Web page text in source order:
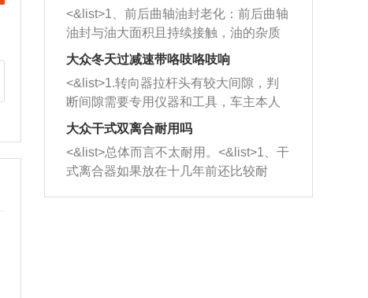
西取出来。但如果是因为积碳过多引起
的堵塞，就需要将三元催化器泡在草酸
洗剂对堵塞的情况得到解决，将清洗剂
放在燃油箱中，与燃油混合后，车辆启
动时，就可以和汽油一起进入到燃烧
室，最后形成废气排出，就可以让三元
催化器得到清洗，排气管堵塞的情况就
能够得到解决。
一圈半的练习，往右同样也要打相同的
圈数。 <&list>3、最后强调要反复练
习，这样就可以形成肌肉记忆，在真实
驾驶车辆时，不需要记忆也能打好方
向。
<&list>1、前后曲轴油封老化：前后曲轴
油封与油大面积且持续接触，油的杂质
和发动机内持续温度变化使其密封效果
逐渐减弱，导致渗油或漏油。<&list>2、
活塞间隙过大：积碳会使活塞环与缸体
的间隙扩大，导致机油流入燃烧室中，
造成烧机油。<&list>3、机油粘度。使用
机油粘度过小的话，同样会有烧机油现
象，机油粘度过小具有很好的流动性，
大众冬天过减速带咯吱咯吱响
<&list>1.转向器拉杆头有较大间隙，判
断间隙需要专用仪器和工具，车主本人
无法制作，需要将车辆送到修理厂或4s
店；<&list>2.车辆半轴套管防尘罩破
裂，破裂后会出现漏油现象，使半轴磨
损严重，磨损的半轴容易损坏，产生异
响；<&list>3.稳定器的转向胶套和球头
大众干式双离合耐用吗
<&list>总体而言不太耐用。<&list>1、干
式离合器如果放在十几年前还比较耐